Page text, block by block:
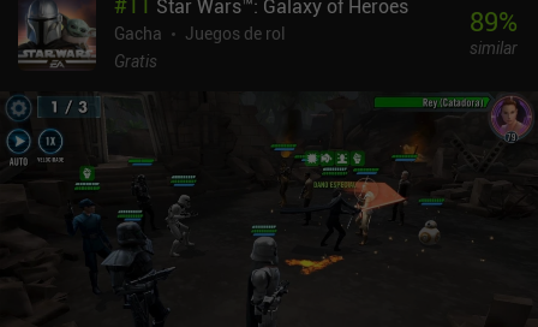
Star Wars™: Galaxy of Heroes
Gacha
Juegos de rol
Gratis
89%
similar